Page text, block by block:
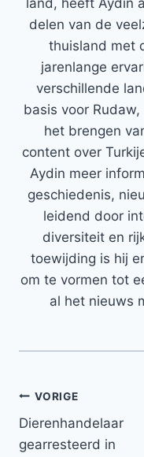
land, heeft Aydin
delen van de
thuisland met
jarenlange
verschillende
basis voor
het brengen
content over
Aydin meer
geschiedenis,
leidend door
diversiteit en
toewijding is hij
om te vormen tot
al het nieuws
Bericht
navigatie
VORIGE
Dierenhandelaar
gearresteerd in